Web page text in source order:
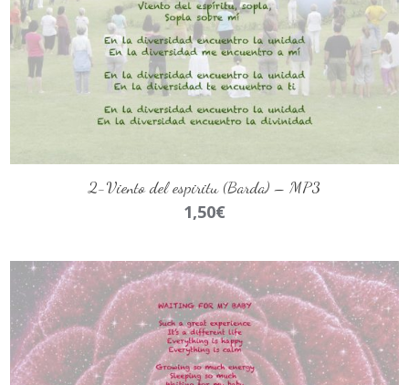
AÑADIR AL CARRITO
2-Viento del espiritu (Barda) – MP3
1,50€